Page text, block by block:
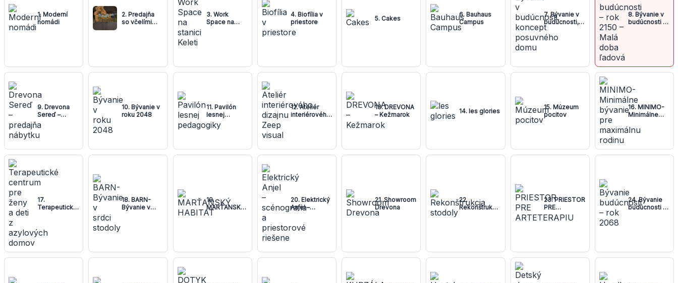
1. Moderní
nomádi
2. Predajňa
so včelími
3. Work
Space na
4. Biofília v
priestore
5. Cakes
6. Bauhaus
Campus
7. Bývanie v
budúcnosti,
koncept
posuvného
8. Bývanie v
budúcnosti –
9. Drevona
Sereď –
predajňa
nábytku
10. Bývanie v
roku 2048
11. Pavilón
lesnej
pedagogiky
12. Ateliér
interiérového
13. DREVONA
– Kežmarok
14. les glories
15. Múzeum
pocitov
16. MINIMO-
Minimálne
maximálnu
17.
Terapeutické
azylových
domov
18. BARN-
Bývanie v
19.
MARŤANSKÝ
HABITAT
20. Elektrický
Anjel –
priestorové
riešene
21. Showroom
Drevona
22.
Rekonštrukcia
23. PRIESTOR
PRE
ARTETERAPIU
24. Bývanie
budúcnosti –